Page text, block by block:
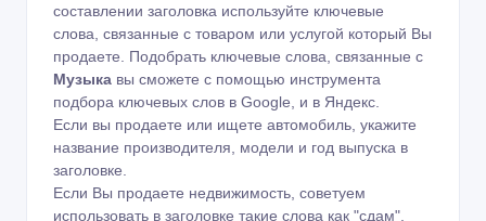
составлении заголовка используйте ключевые
слова, связанные с товаром или услугой который Вы
продаете. Подобрать ключевые слова, связанные с
Музыка вы сможете с помощью инструмента
подбора ключевых слов в Google
и в Яндекс
Если вы продаете или ищете автомобиль, укажите
название производителя, модели и год выпуска в
заголовке.
Если Вы продаете недвижимость, советуем
использовать в заголовке такие слова как "сдам",